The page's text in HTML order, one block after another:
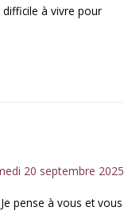
à vivre pour
20 septembre 2025
pense à vous et vous